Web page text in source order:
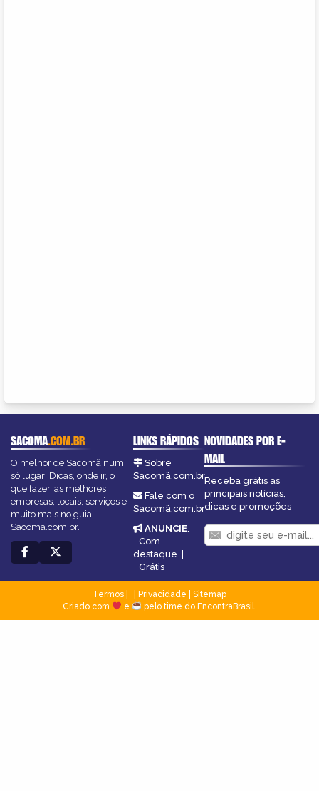
SACOMA.COM.BR
O melhor de Sacomã num
só lugar! Dicas, onde ir, o
que fazer, as melhores
empresas, locais, serviços e
muito mais no guia
Sacoma.com.br.
LINKS RÁPIDOS
Sobre
Sacomã.com.br
Fale com o
Sacomã.com.br
ANUNCIE:
Com
destaque
Grátis
NOVIDADES POR E-
MAIL
Receba grátis as
principais notícias,
dicas e promoções
Termos Privacidade
Sitemap
Criado com
e pelo time do EncontraBrasil